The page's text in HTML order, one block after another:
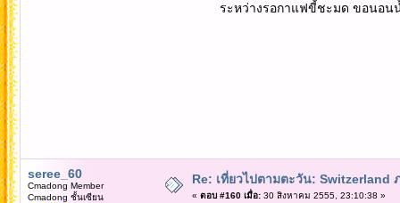
ระหว่างรอกาแฟขี้ชะมด ขอนอนน้ำ
seree_60
Cmadong Member
Cmadong ชั้นเซียน
Re: เที่ยวไปตามตะวัน: Switzerland
« ตอบ #160 เมื่อ:30 สิงหาคม 2555, 23:10:38 »